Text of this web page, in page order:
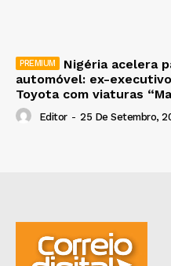
Nigéria acelera
automóvel: ex-
Toyota com viaturas
Editor - 25 De Setembro,